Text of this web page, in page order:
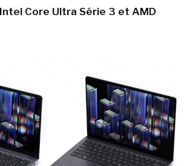
Core Ultra Série 3 et AMD